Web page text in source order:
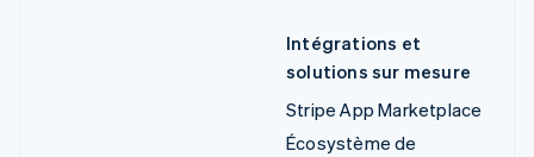
Intégrations et
solutions sur mesure
Stripe App Marketplace
Écosystème de